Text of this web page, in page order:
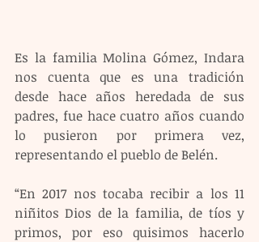
Es la familia Molina Gómez, Indara
nos cuenta que es una tradición
desde hace años heredada de sus
padres, fue hace cuatro años cuando
lo pusieron por primera vez,
representando el pueblo de Belén.
“En 2017 nos tocaba recibir a los 11
niñitos Dios de la familia, de tíos y
primos, por eso quisimos hacerlo